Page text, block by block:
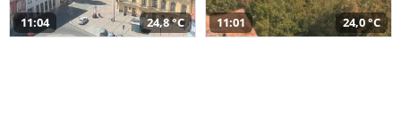
11:04 24,8 °C 11:01 24,0 °C